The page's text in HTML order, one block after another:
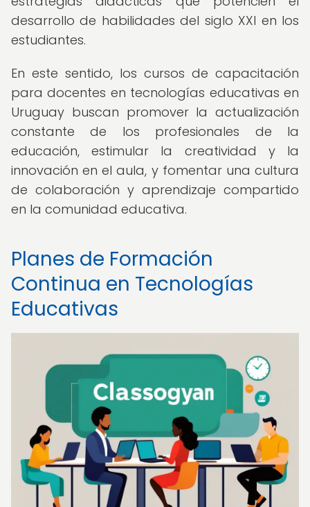
desarrollo de habilidades del siglo XXI en los
estudiantes.
En este sentido, los cursos de capacitación
para docentes en tecnologías educativas en
Uruguay buscan promover la actualización
constante de los profesionales de la
educación, estimular la creatividad y la
innovación en el aula, y fomentar una cultura
de colaboración y aprendizaje compartido
en la comunidad educativa.
Planes de Formación
Continua en Tecnologías
Educativas